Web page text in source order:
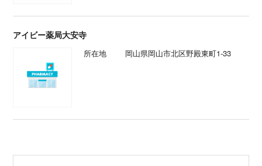
アイビー薬局大安寺
所在地 岡山県岡山市北区野殿東町1-33